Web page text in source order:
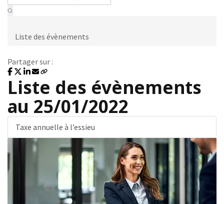
Liste des évènements
Partager sur :
Liste des évènements
au 25/01/2022
Taxe annuelle à l’essieu